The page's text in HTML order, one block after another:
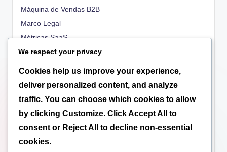
Máquina de Vendas B2B
Marco Legal
Métricas SaaS
OKRs
People
Propriedade Intelectual
Regulatório
Scale-up
Tributação
We respect your privacy
Cookies help us improve your experience,
deliver personalized content, and analyze
traffic. You can choose which cookies to allow
by clicking Customize. ClickAccept All
to
consent or Reject All
to decline non-essential
cookies.